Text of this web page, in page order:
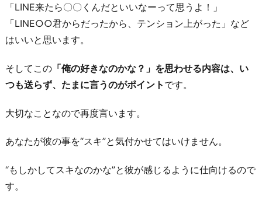
マ
ー
ク
の
タ
プ
送
「LINE来たら〇〇くんだといいなーって思うよ！」
「LINE○○君からだったから、テンション上がった」など
はいいと思います。
そしてこの 「俺の好きなのかな？」を思わせる内容は、い
つも送らず、たまに言うのがポイント です。
大切なことなので再度言います。
あなたが彼の事を“スキ”と気付かせてはいけません。
“もしかしてスキなのかな”と彼が感じるように仕向けるので
す。